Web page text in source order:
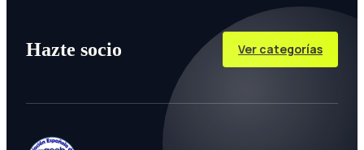
Hazte socio Ver categorías